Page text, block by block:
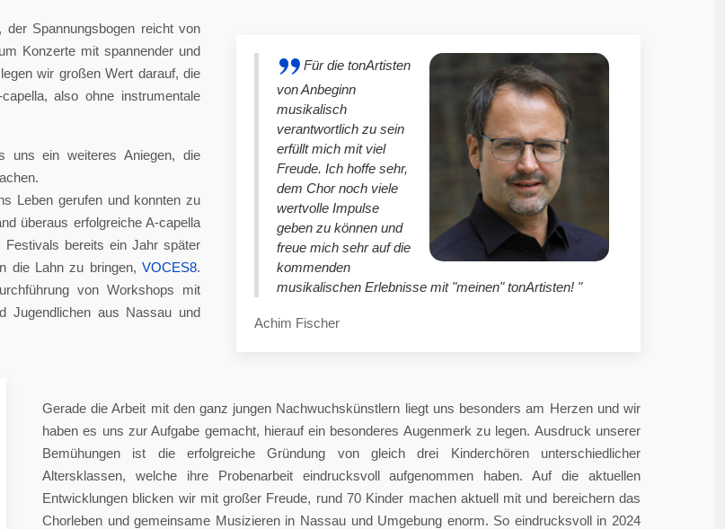
Für die tonArtisten
von Anbeginn
musikalisch
verantwortlich zu sein
erfüllt mich mit viel
Freude. Ich hoffe sehr,
dem Chor noch viele
wertvolle Impulse
geben zu können und
freue mich sehr auf die
kommenden
musikalischen Erlebnisse mit "meinen" tonArtisten! "
Achim Fischer
Spannungsbogen reicht von
Konzerte mit spannender und
wir großen Wert darauf, die
also ohne instrumentale
uns ein weiteres Aniegen, die
Leben gerufen und konnten zu
überaus erfolgreiche A-capella
Festivals bereits ein Jahr später
die Lahn zu bringen, VOCES8.
von Workshops mit
Jugendlichen aus Nassau und
Gerade die Arbeit mit den ganz jungen Nachwuchskünstlern liegt uns besonders am Herzen und wir
haben es uns zur Aufgabe gemacht, hierauf ein besonderes Augenmerk zu legen. Ausdruck unserer
Bemühungen ist die erfolgreiche Gründung von gleich drei Kinderchören unterschiedlicher
Altersklassen, welche ihre Probenarbeit eindrucksvoll aufgenommen haben. Auf die aktuellen
Entwicklungen blicken wir mit großer Freude, rund 70 Kinder machen aktuell mit und bereichern das
Chorleben und gemeinsame Musizieren in Nassau und Umgebung enorm. So eindrucksvoll in 2024